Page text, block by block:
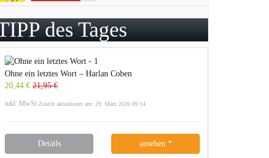
des Tages
Ohne ein letztes Wort – Harlan Coben
20,44 € 21,95 €
inkl. MwSt.Zuletzt aktualisiert am: 29. März 2026 09:14
Details ansehen *